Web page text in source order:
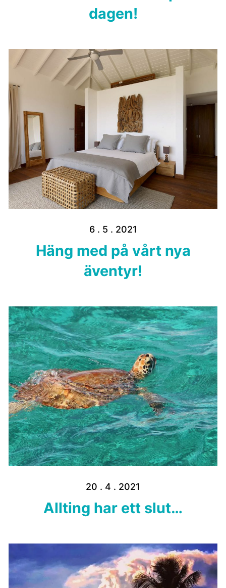
dagen!
6 . 5 . 2021
Häng med på vårt nya
äventyr!
20 . 4 . 2021
Allting har ett slut…